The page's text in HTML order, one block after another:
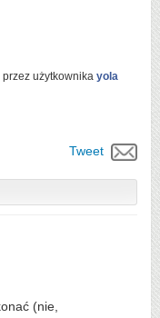
przez użytkownika yola
Tweet
(nie,